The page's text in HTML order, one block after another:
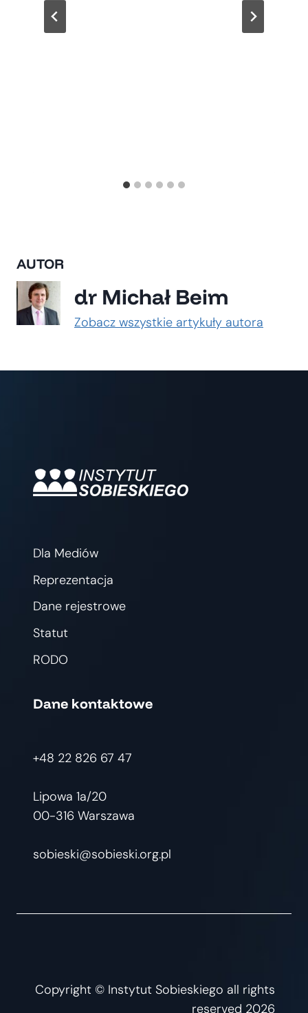
AUTOR
dr Michał Beim
Zobacz wszystkie artykuły autora
Dla Mediów
Reprezentacja
Dane rejestrowe
Statut
RODO
Dane kontaktowe
+48 22 826 67 47
Lipowa 1a/20
00-316 Warszawa
sobieski@sobieski.org.pl
Copyright © Instytut Sobieskiego all rights
reserved 2026